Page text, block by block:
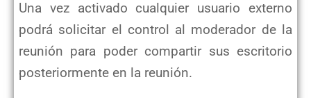
Una vez activado cualquier usuario externo
podrá solicitar el control al moderador de la
reunión para poder compartir sus escritorio
posteriormente en la reunión.